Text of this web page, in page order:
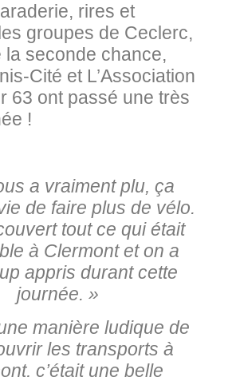
rires et
groupes de Ceclerc,
la seconde chance,
Cité et L’Association
63 ont passé une très
!
a vraiment plu, ça
de faire plus de vélo.
tout ce qui était
à Clermont et on a
appris durant cette
journée. »
manière ludique de
les transports à
c’était une belle